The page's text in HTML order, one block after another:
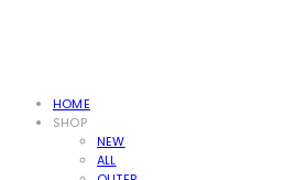
HOME
SHOP
NEW
ALL